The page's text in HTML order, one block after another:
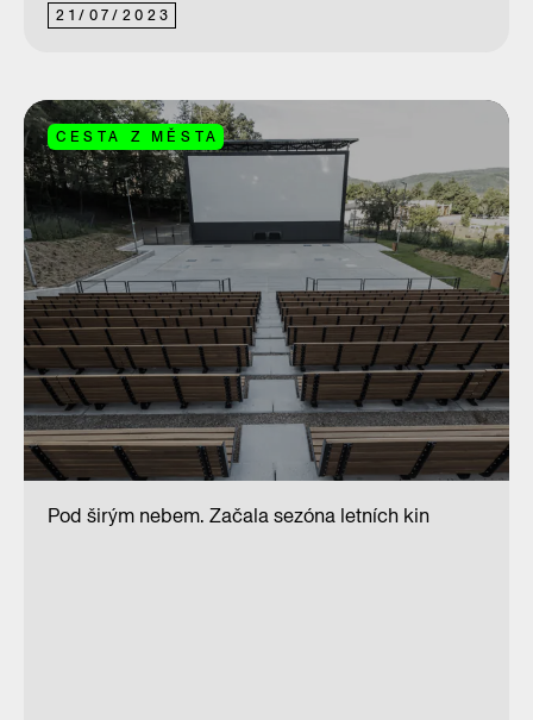
21/ 07/ 2023
CESTA Z MĚSTA
Pod širým nebem. Začala sezóna letních kin